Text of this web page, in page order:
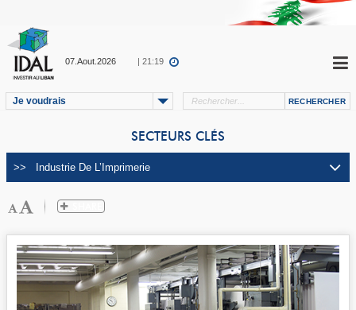
07.Aout.2026 | 21:19
Je voudrais
SECTEURS CLÉS